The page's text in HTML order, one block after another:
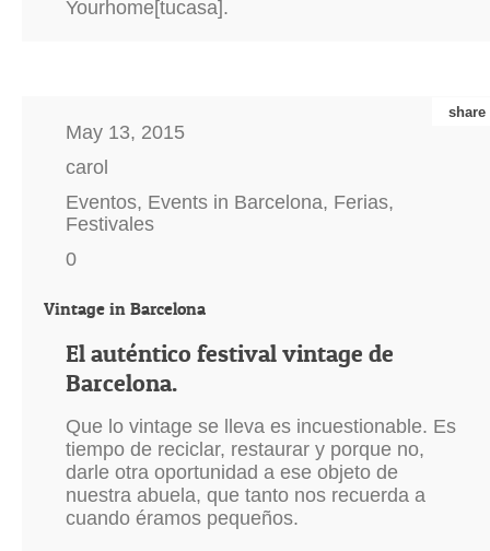
Yourhome[tucasa].
share
May 13, 2015
carol
Eventos, Events in Barcelona, Ferias,
Festivales
0
Vintage in Barcelona
El auténtico festival vintage de
Barcelona.
Que lo vintage se lleva es incuestionable. Es
tiempo de reciclar, restaurar y porque no,
darle otra oportunidad a ese objeto de
nuestra abuela, que tanto nos recuerda a
cuando éramos pequeños.